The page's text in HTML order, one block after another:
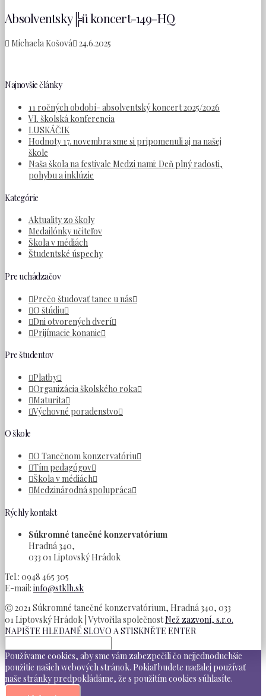
Absolventsky╠ü koncert-149-HQ
Michaela Košová 24.6.2025
Najnovšie články
11 ročných období- absolventský koncert 2025/2026
VI. školská konferencia
LUSKÁČIK
Hodnoty 17. novembra sme si pripomenuli aj na našej
škole
Naša škola na festivale Medzi nami: Deň plný radosti,
pohybu a inklúzie
Kategórie
Aktuality zo školy
Medailónky učiteľov
Škola v médiách
Študentské úspechy
Pre uchádzačov
Prečo študovať tanec u nás
O štúdiu
Dni otvorených dverí
Prijímacie konanie
Pre študentov
Platby
Organizácia školského roka
Maturita
Výchovné poradenstvo
O škole
O Tanečnom konzervatóriu
Tím pedagógov
Škola v médiách
Medzinárodná spolupráca
Rýchly kontakt
Súkromné tanečné konzervatórium
Hradná 340,
033 01 Liptovský Hrádok
Tel.: 0948 465 305
E-mail: info@stklh.sk
Ⓒ 2021 Súkromné tanečné konzervatórium, Hradná 340, 033
01 Liptovský Hrádok | Vytvořila společnostNež zazvoní, s.r.o.
NAPIŠTE HLEDANÉ SLOVO A STISKNĚTE ENTER
Používame cookies, aby sme vám zabezpečili čo nejjednoduchšie
použitie našich webových stránok. Pokiaľ budete naďalej používať
naše stránky predpokládáme, že s použitím cookies súhlasíte.